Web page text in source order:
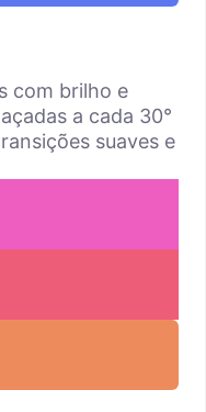
com brilho e
a cada 30°
suaves e